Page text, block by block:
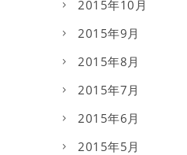
2015年10月
2015年9月
2015年8月
2015年7月
2015年6月
2015年5月